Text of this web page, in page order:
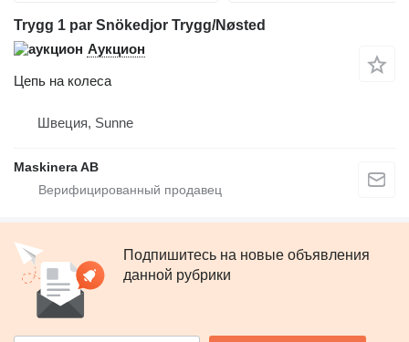
Trygg 1 par Snökedjor Trygg/Nøsted
Аукцион
Цепь на колеса
Швеция, Sunne
Maskinera AB
Подпишитесь на новые объявления
данной рубрики